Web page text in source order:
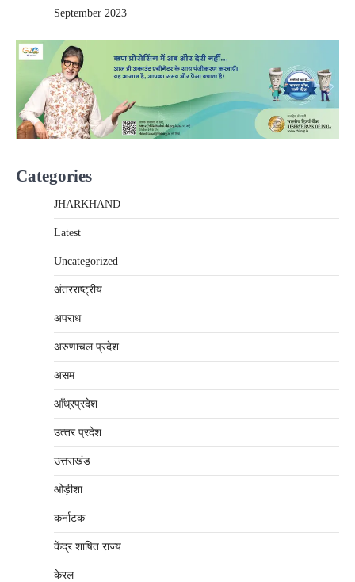
September 2023
Categories
JHARKHAND
Latest
Uncategorized
अंतरराष्‍ट्रीय
अपराध
अरुणाचल प्रदेश
असम
आँध्रप्रदेश
उत्‍तर प्रदेश
उत्तराखंड
ओड़ीशा
कर्नाटक
केंद्र शाषित राज्य
केरल